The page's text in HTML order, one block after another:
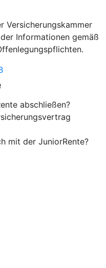
Versicherungskammer
Informationen gemäß
abschließen?
mit der JuniorRente?